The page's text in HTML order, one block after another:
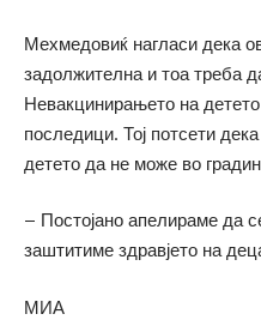
Мехмедовиќ нагласи дека
задолжителна и тоа треба
Невакцинирањето на
последици. Тој потсети
детето да не може во
– Постојано апелираме да
заштитиме здравјето на
МИА